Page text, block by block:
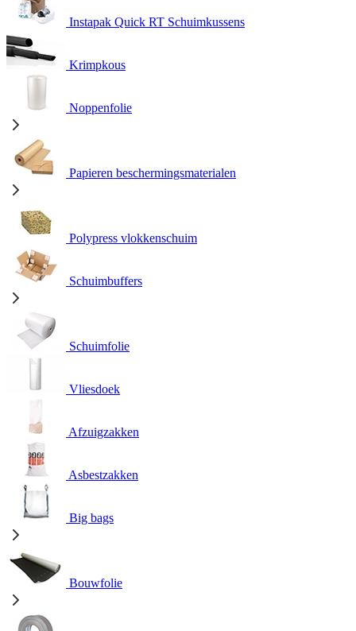
Instapak Quick RT Schuimkussens
Krimpkous
Noppenfolie
Papieren beschermingsmaterialen
Polypress vlokkenschuim
Schuimbuffers
Schuimfolie
Vliesdoek
Afzuigzakken
Asbestzakken
Big bags
Bouwfolie